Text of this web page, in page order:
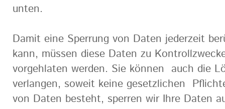
unten.
Damit eine Sperrung von Daten jederzeit
kann, müssen diese Daten zu
vorgehlaten werden. Sie können auch die
verlangen, soweit keine gesetzlichen
von Daten besteht, sperren wir Ihre Daten